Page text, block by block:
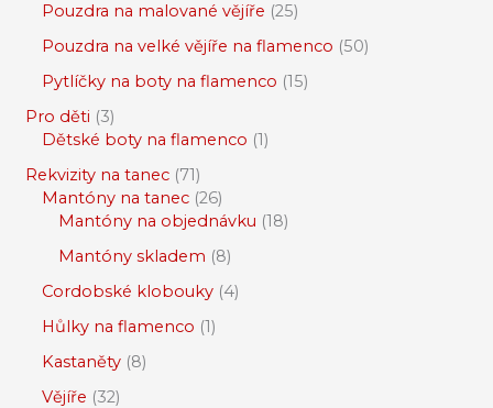
Pouzdra na malované vějíře 25
Pouzdra na velké vějíře na flamenco 50
Pytlíčky na boty na flamenco 15
Pro děti 3
Dětské boty na flamenco 1
Rekvizity na tanec 71
Mantóny na tanec 26
Mantóny na objednávku 18
Mantóny skladem 8
Cordobské klobouky 4
Hůlky na flamenco 1
Kastaněty 8
Vějíře 32